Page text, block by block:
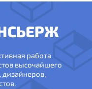
работа
высочайшего